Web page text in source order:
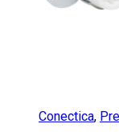
Conectica,